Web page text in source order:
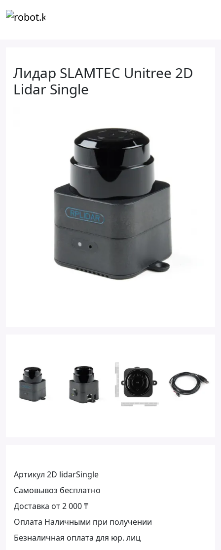
Лидар SLAMTEC Unitree 2D
Lidar Single
Артикул 2D lidarSingle
Самовывоз бесплатно
Доставка от 2 000 ₸
Оплата Наличными при получении
Безналичная оплата для юр. лиц